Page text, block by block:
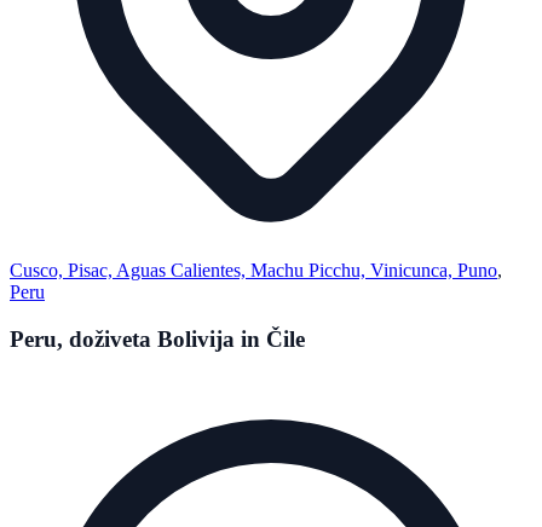
Cusco, Pisac, Aguas Calientes, Machu Picchu, Vinicunca, Puno,
Peru
Peru, doživeta Bolivija in Čile